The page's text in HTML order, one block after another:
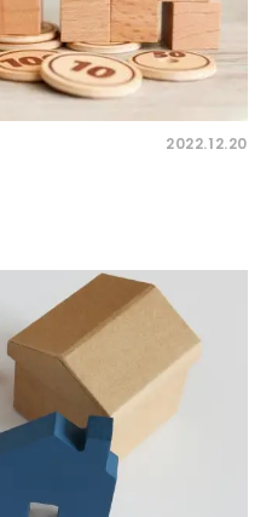
2022.12.20